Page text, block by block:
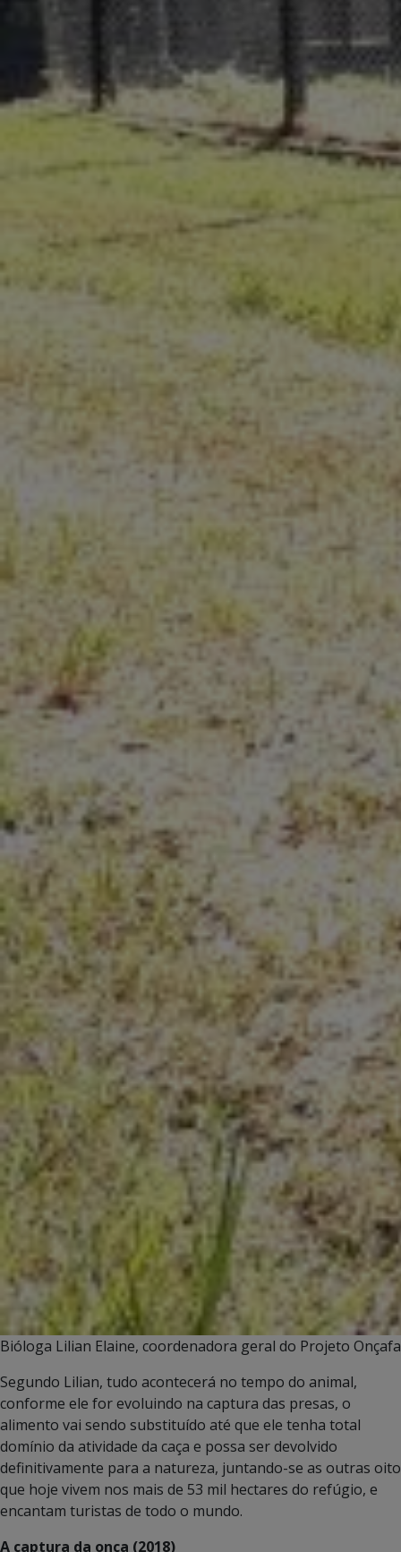
Bióloga Lilian Elaine, coordenadora geral do Projeto
Segundo Lilian, tudo acontecerá no tempo do animal,
conforme ele for evoluindo na captura das presas, o
alimento vai sendo substituído até que ele tenha total
domínio da atividade da caça e possa ser devolvido
definitivamente para a natureza, juntando-se as outras oito
que hoje vivem nos mais de 53 mil hectares do refúgio, e
encantam turistas de todo o mundo.
A captura da onça (2018)